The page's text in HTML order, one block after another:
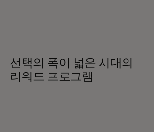
선택의 폭이 넓은 시대의
리워드 프로그램